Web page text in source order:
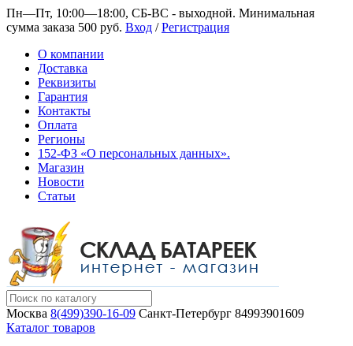
Пн—Пт, 10:00—18:00, СБ-ВС - выходной. Минимальная
сумма заказа 500 руб. Вход /Регистрация
О компании
Доставка
Реквизиты
Гарантия
Контакты
Оплата
Регионы
152-ФЗ «О персональных данных».
Магазин
Новости
Статьи
Москва 8(499)390-16-09 Санкт-Петербург 84993901609
Каталог товаров